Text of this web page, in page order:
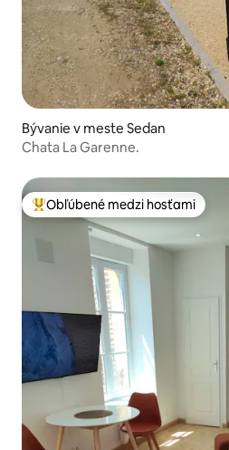
Bývanie v meste Sedan
Chata La Garenne.
Najobľúbenejšie medzi hosťami
Obľúbené medzi hosťami